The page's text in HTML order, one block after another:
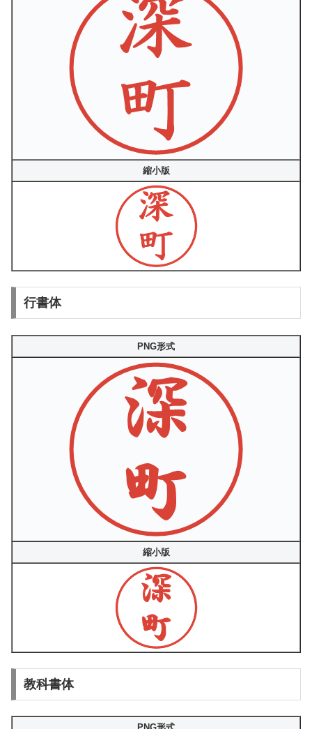
縮小版
行書体
PNG形式
縮小版
教科書体